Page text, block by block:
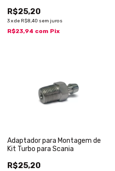
R$25,20
3xde R$8,40 sem juros
R$23,94 com Pix
Adaptador para Montagem de
Kit Turbo para Scania
R$25,20